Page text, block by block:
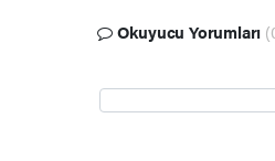
Okuyucu Yorumları